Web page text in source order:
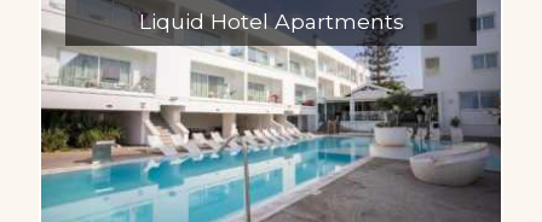
Liquid Hotel Apartments